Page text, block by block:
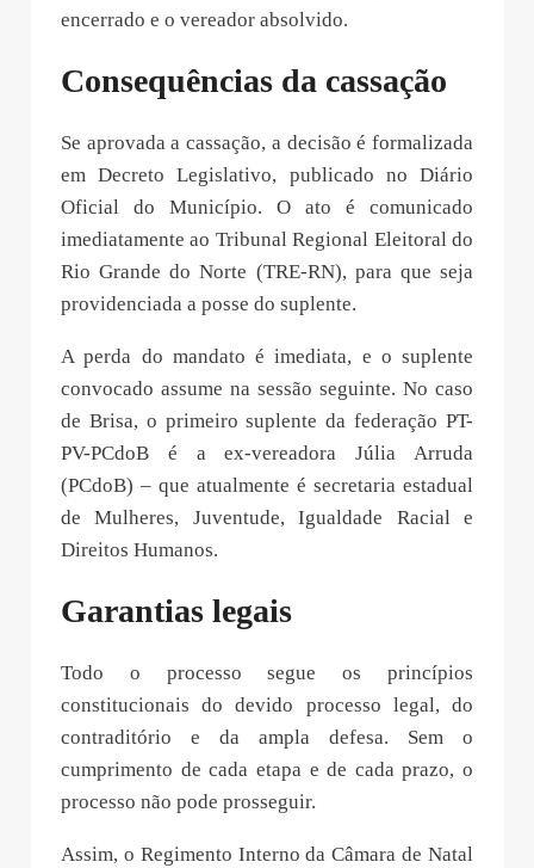
encerrado e o vereador absolvido.
Consequências da cassação
Se aprovada a cassação, a decisão é formalizada
em Decreto Legislativo, publicado no Diário
Oficial do Município. O ato é comunicado
imediatamente ao Tribunal Regional Eleitoral do
Rio Grande do Norte (TRE-RN), para que seja
providenciada a posse do suplente.
A perda do mandato é imediata, e o suplente
convocado assume na sessão seguinte. No caso
de Brisa, o primeiro suplente da federação PT-
PV-PCdoB é a ex-vereadora Júlia Arruda
(PCdoB) – que atualmente é secretaria estadual
de Mulheres, Juventude, Igualdade Racial e
Direitos Humanos.
Garantias legais
Todo o processo segue os princípios
constitucionais do devido processo legal, do
contraditório e da ampla defesa. Sem o
cumprimento de cada etapa e de cada prazo, o
processo não pode prosseguir.
Assim, o Regimento Interno da Câmara de Natal